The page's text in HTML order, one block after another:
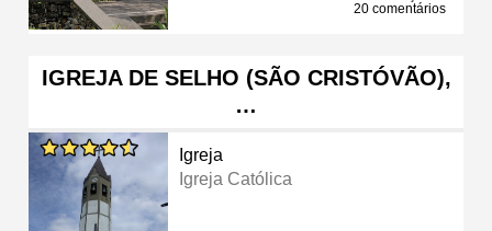
20 comentários
IGREJA DE SELHO (SÃO CRISTÓVÃO),
…
Igreja
Igreja Católica